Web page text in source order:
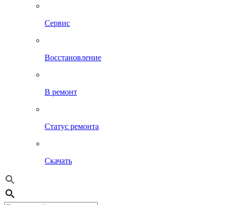
Сервис
Восстановление
В ремонт
Статус ремонта
Скачать